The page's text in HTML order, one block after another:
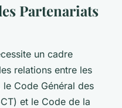
Partenariats
un cadre
relations entre les
Code Général des
et le Code de la